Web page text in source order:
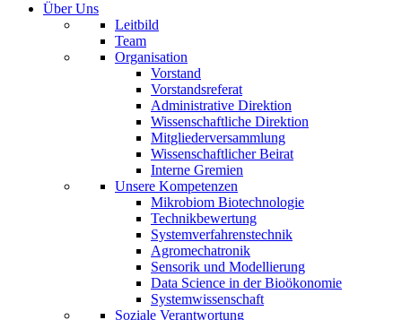
Über Uns
Leitbild
Team
Organisation
Vorstand
Vorstandsreferat
Administrative Direktion
Wissenschaftliche Direktion
Mitgliederversammlung
Wissenschaftlicher Beirat
Interne Gremien
Unsere Kompetenzen
Mikrobiom Biotechnologie
Technikbewertung
Systemverfahrenstechnik
Agromechatronik
Sensorik und Modellierung
Data Science in der Bioökonomie
Systemwissenschaft
Soziale Verantwortung